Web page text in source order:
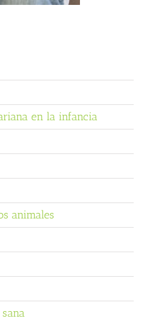
en la infancia
animales